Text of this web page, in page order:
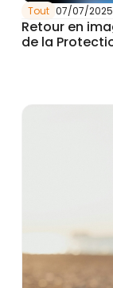
Tout 07/07/2025
Retour en
de la